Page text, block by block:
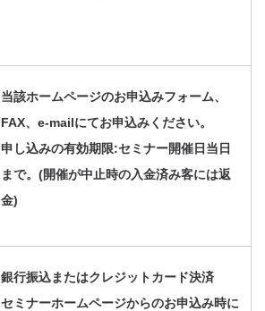
当該ホームページのお申込みフォーム、
FAX、e-mailにてお申込みください。
申し込みの有効期限:セミナー開催日当日
まで。(開催が中止時の入金済み客には返
金)
銀行振込またはクレジットカード決済
セミナーホームページからのお申込み時に